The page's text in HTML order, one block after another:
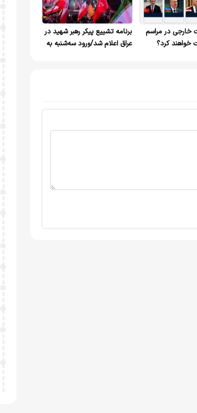
خارجی در مراسم
کرد؟
برنامه تشییع پیکر رهبر شهید در
عراق اعلام شد/ورود سه‌شنبه به